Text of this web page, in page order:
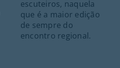
escuteiros, naquela
que é a maior edição
de sempre do
encontro regional.